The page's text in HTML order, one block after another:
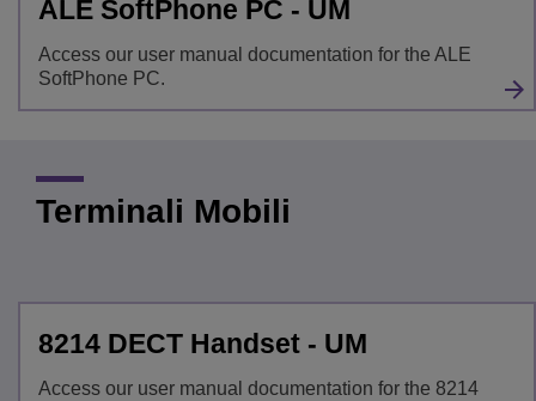
ALE SoftPhone PC - UM
Access our user manual documentation for the ALE
SoftPhone PC.
Terminali Mobili
8214 DECT Handset - UM
Access our user manual documentation for the 8214